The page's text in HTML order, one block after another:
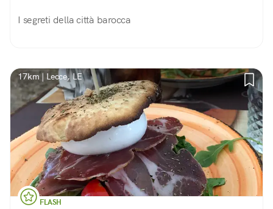
I segreti della città barocca
17km | Lecce, LE
FLASH